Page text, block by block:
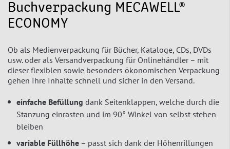
Buchverpackung MECAWELL®
ECONOMY
Ob als Medienverpackung für Bücher, Kataloge, CDs, DVDs
usw. oder als Versandverpackung für Onlinehändler – mit
dieser flexiblen sowie besonders ökonomischen Verpackung
gehen Ihre Inhalte schnell und sicher in den Versand.
einfache Befüllung dank Seitenklappen, welche durch die
Stanzung einrasten und im 90° Winkel von selbst stehen
bleiben
variable Füllhöhe – passt sich dank der Höhenrillungen